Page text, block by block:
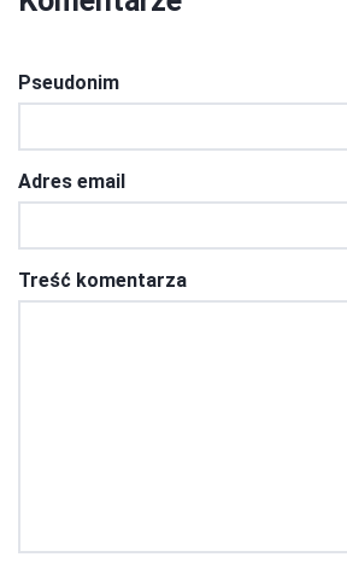
Pseudonim
Adres email
Treść komentarza